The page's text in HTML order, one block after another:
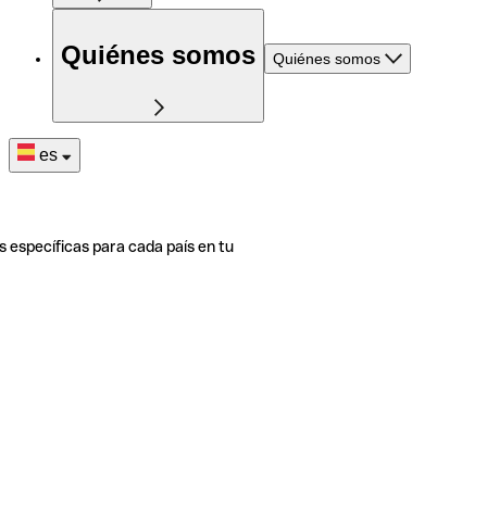
Quiénes somos Quiénes somos
es
específicas para cada país en tu